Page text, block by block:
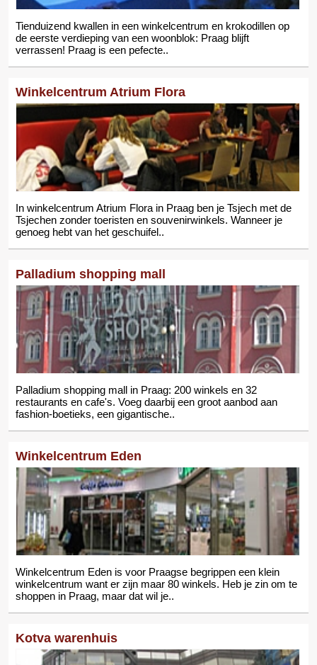
Tienduizend kwallen in een winkelcentrum en krokodillen op
de eerste verdieping van een woonblok: Praag blijft
verrassen! Praag is een pefecte..
Winkelcentrum Atrium Flora
In winkelcentrum Atrium Flora in Praag ben je Tsjech met de
Tsjechen zonder toeristen en souvenirwinkels. Wanneer je
genoeg hebt van het geschuifel..
Palladium shopping mall
Palladium shopping mall in Praag: 200 winkels en 32
restaurants en cafe's. Voeg daarbij een groot aanbod aan
fashion-boetieks, een gigantische..
Winkelcentrum Eden
Winkelcentrum Eden is voor Praagse begrippen een klein
winkelcentrum want er zijn maar 80 winkels. Heb je zin om te
shoppen in Praag, maar dat wil je..
Kotva warenhuis